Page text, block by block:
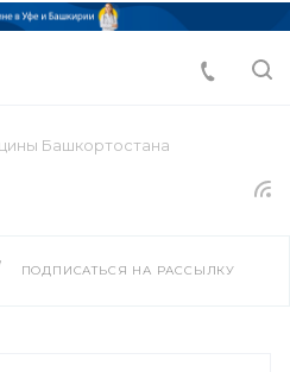
Башкортостана
ПОДПИСАТЬСЯ НА РАССЫЛКУ